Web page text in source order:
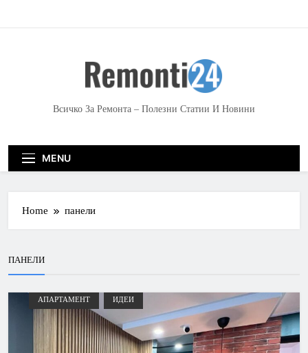
e
Всичко За Ремонта – Полезни Статии И Новини
MENU
Home панели
ПАНЕЛИ
АПАРТАМЕНТ ИДЕИ